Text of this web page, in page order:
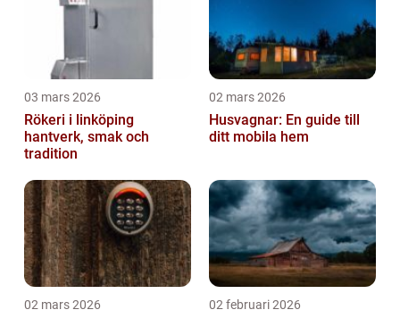
03 mars 2026
Rökeri i linköping
hantverk, smak och
tradition
02 mars 2026
Husvagnar: En guide till
ditt mobila hem
02 mars 2026 02 februari 2026